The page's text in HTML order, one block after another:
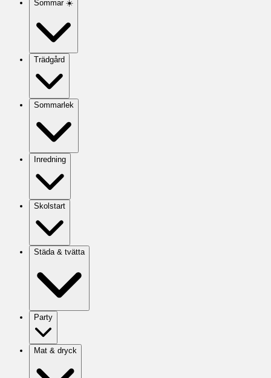
Sommar ☀️
Trädgård
Sommarlek
Inredning
Skolstart
Städa & tvätta
Party
Mat & dryck